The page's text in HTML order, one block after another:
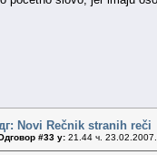
Novi Rečnik stranih reči
#33 у: 21.44 ч.